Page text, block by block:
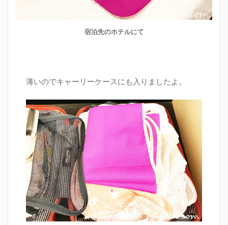
宿泊先のホテルにて
薄いのでキャーリーケースにも入りましたよ 。